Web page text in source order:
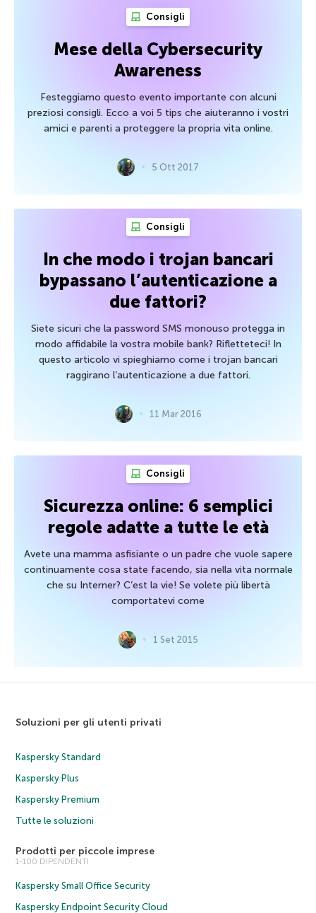
Consigli
Mese della Cybersecurity
Awareness
Festeggiamo questo evento importante con alcuni
preziosi consigli. Ecco a voi 5 tips che aiuteranno i vostri
amici e parenti a proteggere la propria vita online.
5 Ott 2017
Consigli
In che modo i trojan bancari
bypassano l’autenticazione a
due fattori?
Siete sicuri che la password SMS monouso protegga in
modo affidabile la vostra mobile bank? Rifletteteci! In
questo articolo vi spieghiamo come i trojan bancari
raggirano l’autenticazione a due fattori.
11 Mar 2016
Consigli
Sicurezza online: 6 semplici
regole adatte a tutte le età
Avete una mamma asfisiante o un padre che vuole sapere
continuamente cosa state facendo, sia nella vita normale
che su Interner? C’est la vie! Se volete più libertà
comportatevi come
1 Set 2015
Soluzioni per gli utenti privati
Kaspersky Standard
Kaspersky Plus
Kaspersky Premium
Tutte le soluzioni
Prodotti per piccole imprese
1-100 DIPENDENTI
Kaspersky Small Office Security
Kaspersky Endpoint Security Cloud